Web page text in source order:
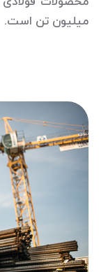
میلیون تن است.